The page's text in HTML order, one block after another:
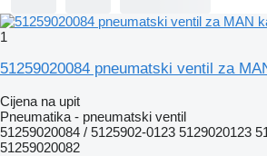
1
51259020084 pneumatski ventil za
Cijena na upit
Pneumatika - pneumatski ventil
51259020084 / 5125902-0123 5129020123
51259020082